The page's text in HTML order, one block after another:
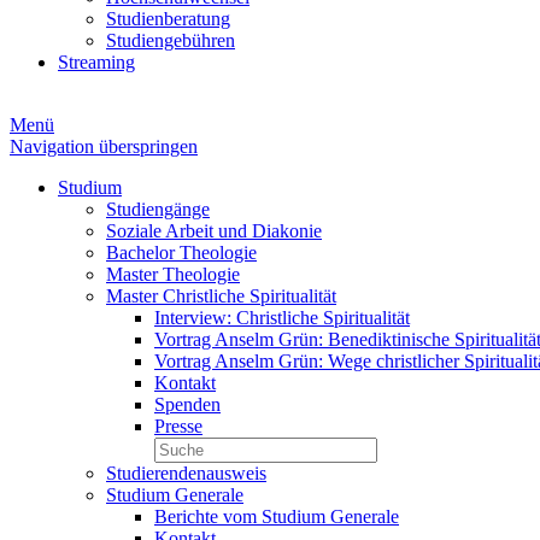
Studienberatung
Studiengebühren
Streaming
Menü
Navigation überspringen
Studium
Studiengänge
Soziale Arbeit und Diakonie
Bachelor Theologie
Master Theologie
Master Christliche Spiritualität
Interview: Christliche Spiritualität
Vortrag Anselm Grün: Benediktinische
Vortrag Anselm Grün: Wege christlicher
Kontakt
Spenden
Presse
Studierendenausweis
Studium Generale
Berichte vom Studium Generale